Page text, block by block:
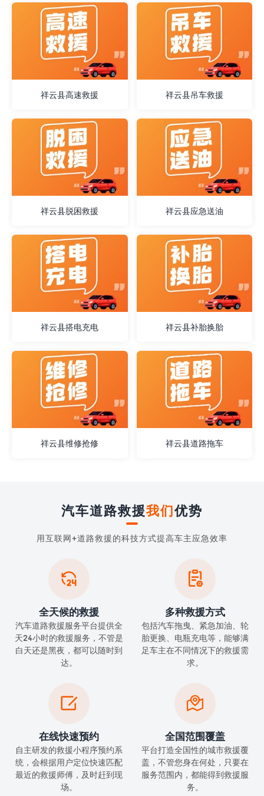
祥云县高速救援 祥云县吊车救援
祥云县脱困救援 祥云县应急送油
祥云县搭电充电 祥云县补胎换胎
祥云县维修抢修 祥云县道路拖车
汽车道路救援我们优势
用互联网+道路救援的科技方式提高车主应急效率

全天候的救援
汽车道路救援服务平台提供全
天24小时的救援服务，不管是
白天还是黑夜，都可以随时到
达。

多种救援方式
包括汽车拖曳、紧急加油、轮
胎更换、电瓶充电等，能够满
足车主在不同情况下的救援需
求。

在线快速预约
自主研发的救援小程序预约系
统，会根据用户定位快速匹配
最近的救援师傅，及时赶到现
场。

全国范围覆盖
平台打造全国性的城市救援覆
盖，不管您身在何处，只要在
服务范围内，都能得到救援服
务。